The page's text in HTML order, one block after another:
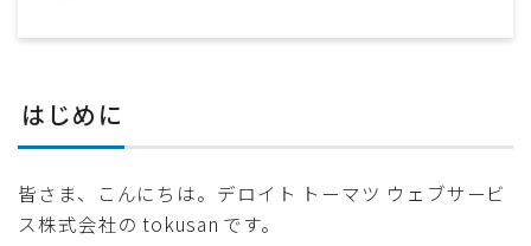
はじめに
皆さま、こんにちは。デロイト トーマツ ウェブサービ
ス株式会社の tokusan です。